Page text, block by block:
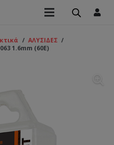
/ ΑΛΥΣΙΔΕΣ /
1.6mm (60Ε)